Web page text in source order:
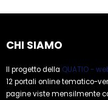
CHI SIAMO
Il progetto della QUATIO -
12 portali online tematico-
pagine viste mensilmente